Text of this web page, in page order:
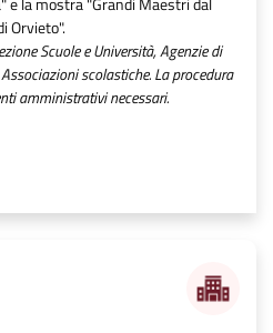
Orvieto".
Scuole e Università, Agenzie di
scolastiche. La procedura
amministrativi necessari.